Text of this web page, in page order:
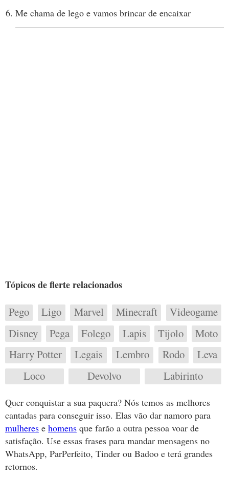
Me chama de lego e vamos brincar de encaixar
Tópicos de flerte relacionados
Pego Ligo Marvel Minecraft
Videogame
Disney
Pega Folego Lapis Tijolo
Moto
Harry Potter
Legais Lembro Rodo
Leva
Loco
Devolvo Labirinto
Quer conquistar a sua paquera? Nós temos as melhores
cantadas para conseguir isso. Elas vão dar namoro para
mulheres e homens que farão a outra pessoa voar de
satisfação. Use essas frases para mandar mensagens no
WhatsApp, ParPerfeito, Tinder ou Badoo e terá grandes
retornos.